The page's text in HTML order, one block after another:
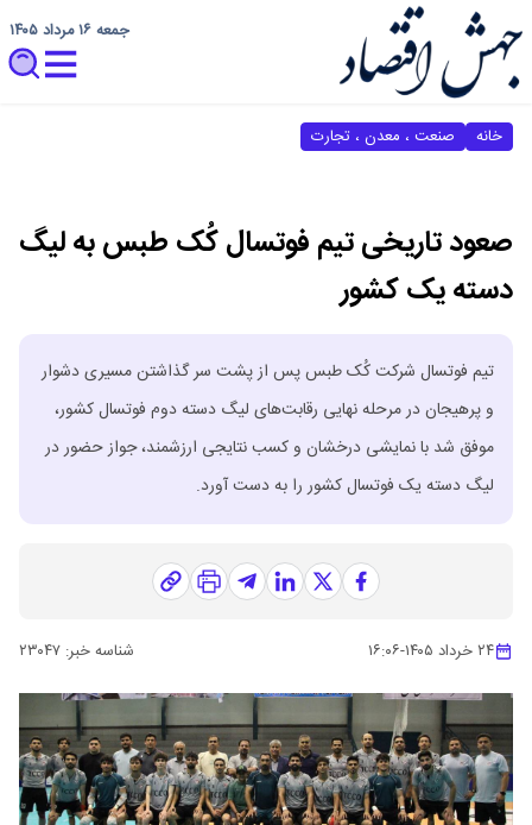
جمعه ۱۶ مرداد ۱۴۰۵
خانه صنعت ، معدن ، تجارت
صعود تاریخی تیم فوتسال کُک طبس به لیگ
دسته یک کشور
تیم فوتسال شرکت کُک طبس پس از پشت سر گذاشتن مسیری دشوار
و پرهیجان در مرحله نهایی رقابت‌های لیگ دسته دوم فوتسال کشور،
موفق شد با نمایشی درخشان و کسب نتایجی ارزشمند، جواز حضور در
لیگ دسته یک فوتسال کشور را به دست آورد.
۲۴ خرداد ۱۴۰۵ -۱۶:۰۶ شناسه خبر: ۲۳۰۴۷